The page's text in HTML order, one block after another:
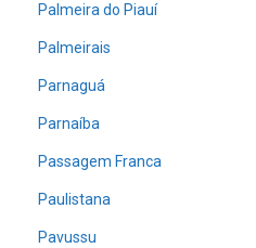
Palmeira do Piauí
Palmeirais
Parnaguá
Parnaíba
Passagem Franca
Paulistana
Pavussu